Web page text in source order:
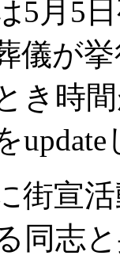
5月5
儀が
き時
街宣
同志